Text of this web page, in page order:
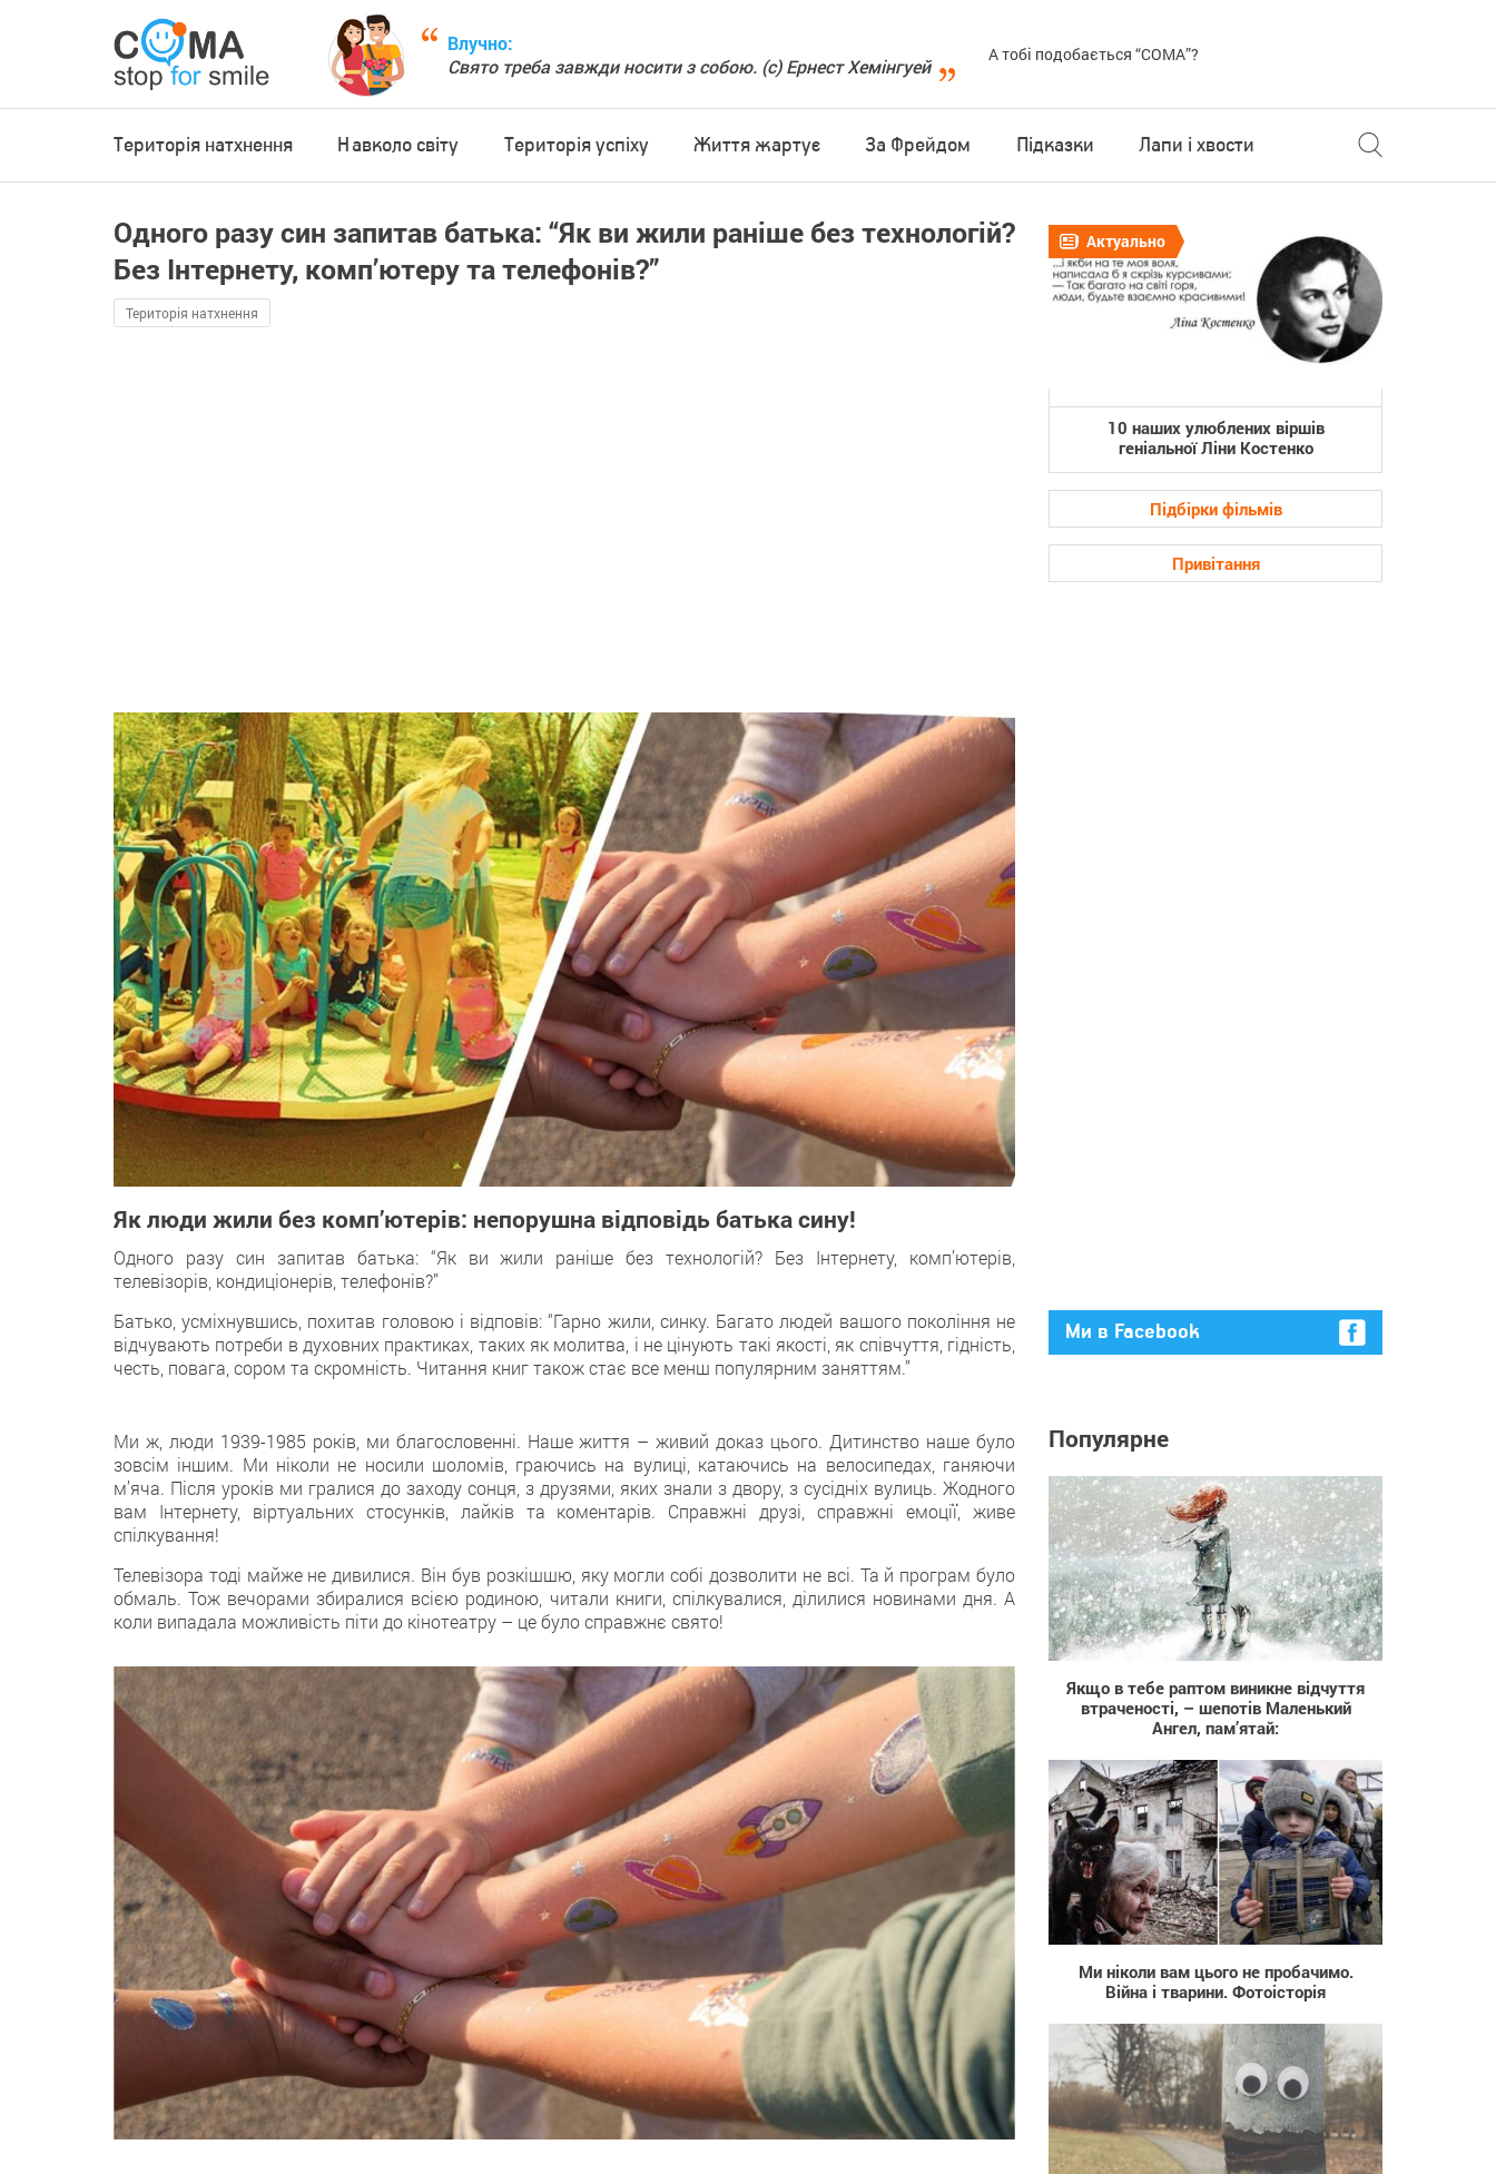
Влучно:
Свято треба завжди носити з собою. (с) Ернест Хемінгуей
А тобі подобається “COMA”?
Територія натхнення Навколо світу Територія успіху Життя жартує За Фрейдом Підказки Лапи і хвости
Одного разу син запитав батька: “Як ви жили раніше без технологій?
Без Інтернету, комп’ютеру та телефонів?”
Територія натхнення
Як люди жили без комп’ютерів: непорушна відповідь батька сину!
Одного разу син запитав батька: “Як ви жили раніше без технологій? Без Інтернету, комп’ютерів,
телевізорів, кондиціонерів, телефонів?”
Батько, усміхнувшись, похитав головою і відповів: “Гарно жили, синку. Багато людей вашого покоління не
відчувають потреби в духовних практиках, таких як молитва, і не цінують такі якості, як співчуття, гідність,
честь, повага, сором та скромність. Читання книг також стає все менш популярним заняттям.”
Ми ж, люди 1939-1985 років, ми благословенні. Наше життя – живий доказ цього. Дитинство наше було
зовсім іншим. Ми ніколи не носили шоломів, граючись на вулиці, катаючись на велосипедах, ганяючи
м’яча. Після уроків ми гралися до заходу сонця, з друзями, яких знали з двору, з сусідніх вулиць. Жодного
вам Інтернету, віртуальних стосунків, лайків та коментарів. Справжні друзі, справжні емоції, живе
спілкування!
Телевізора тоді майже не дивилися. Він був розкішшю, яку могли собі дозволити не всі. Та й програм було
обмаль. Тож вечорами збиралися всією родиною, читали книги, спілкувалися, ділилися новинами дня. А
коли випадала можливість піти до кінотеатру – це було справжнє свято!
Актуально
10 наших улюблених віршів
геніальної Ліни Костенко
Підбірки фільмів
Привітання
Ми в Facebook
Популярне
4 679
Якщо в тебе раптом виникне відчуття
втраченості, – шепотів Маленький
Ангел, пам’ятай:
1 445
Ми ніколи вам цього не пробачимо.
Вiйнa і тварини. Фотоісторія